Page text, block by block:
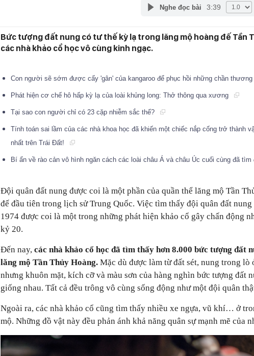
Nghe đọc bài 3:39
Bức tượng đất nung có tư thế kỳ lạ trong lăng mộ hoàng đế Tần
các nhà khảo cổ học vô cùng kinh ngạc.
Con người sẽ sớm được cấy 'gân' của kangaroo để phục hồi những chần thương
Phát hiện cơ chế hô hấp kỳ lạ của loài khủng long: Thở thông qua xương
Tại sao con người chỉ có 23 cặp nhiễm sắc thể?
Tính toán sai lầm của các nhà khoa học đã khiến một chiếc nắp cống trở thành
nhất trên Trái Đất!
Bí ẩn về rào cản vô hình ngăn cách các loài châu Á và châu Úc cuối cùng đã
Đội quân đất nung được coi là một phần của quần thể lăng mộ Tần
đế đầu tiên trong lịch sử Trung Quốc. Việc tìm thấy đội quân đất nung
1974 được coi là một trong những phát hiện khảo cổ gây chấn động
kỷ 20.
Đến nay, các nhà khảo cổ học đã tìm thấy hơn 8.000 bức tượng đất
lăng mộ Tần Thủy Hoàng. Mặc dù được làm từ đất sét, nung trong lò
nhưng khuôn mặt, kích cỡ và màu sơn của hàng nghìn bức tượng đất
giống nhau. Tất cả đều trông vô cùng sống động như một đội quân
Ngoài ra, các nhà khảo cổ cũng tìm thấy nhiều xe ngựa, vũ khí… ở
mộ. Những đồ vật này đều phản ánh khả năng quân sự mạnh mẽ của